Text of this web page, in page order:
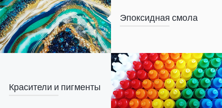
Эпоксидная смола
Красители и пигменты